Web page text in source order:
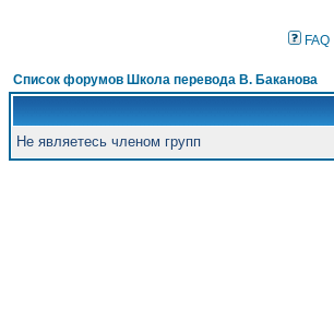
FAQ
Список форумов Школа перевода В. Баканова
Не являетесь членом групп